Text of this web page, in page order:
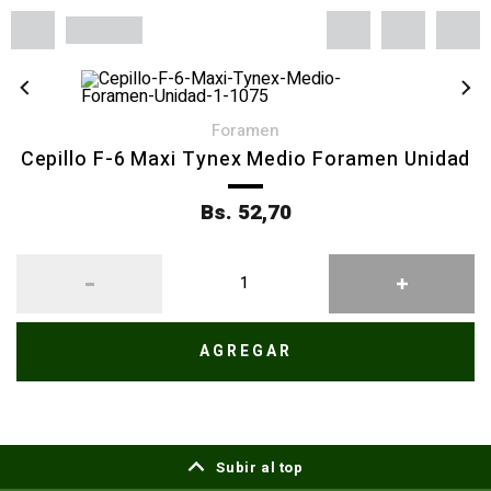
foramen
Cepillo F-6 Maxi Tynex Medio Foramen Unidad
Bs. 52,70
AGREGAR
Subir al top